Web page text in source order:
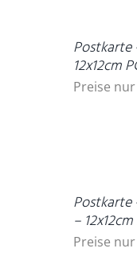
Postkarte
12x12cm
Preise
Postkarte
–
Preise